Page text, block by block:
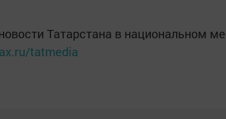
Татарстана в национальном
tatmedia